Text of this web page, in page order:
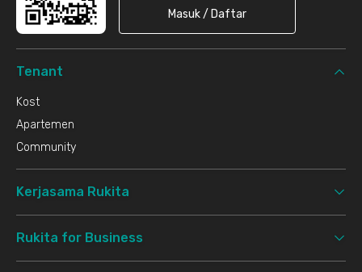
Masuk / Daftar
Tenant
Kost
Apartemen
Community
Kerjasama Rukita
Rukita for Business